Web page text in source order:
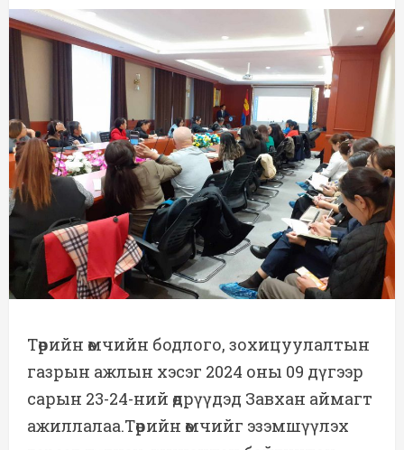
Төрийн өмчийн бодлого, зохицуулалтын
газрын ажлын хэсэг 2024 оны 09 дүгээр
сарын 23-24-ний өдрүүдэд Завхан аймагт
ажиллалаа.Төрийн өмчийг эзэмшүүлэх